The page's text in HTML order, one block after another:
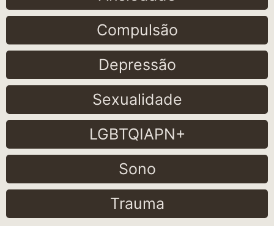
Compulsão
Depressão
Sexualidade
LGBTQIAPN+
Sono
Trauma